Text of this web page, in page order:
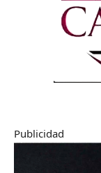
Publicidad